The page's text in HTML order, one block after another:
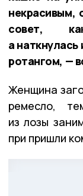
некрасивым,
совет,
а
ротангом, —
Женщина
ремесло,
из лозы
при пришли